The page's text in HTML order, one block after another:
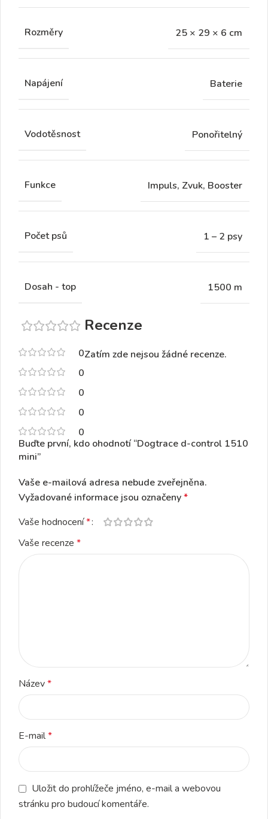
Rozměry 25 × 29 × 6 cm
Napájení Baterie
Vodotěsnost Ponořitelný
Funkce Impuls, Zvuk, Booster
Počet psů 1 – 2 psy
Dosah - top 1500 m
0
0
0
0
0
Recenze
Zatím zde nejsou žádné recenze.
Buďte první, kdo ohodnotí “Dogtrace d-control 1510
mini”
Vaše e-mailová adresa nebude zveřejněna.
Vyžadované informace jsou označeny*
Vaše hodnocení*
Vaše recenze *
Název*
E-mail*
Uložit do prohlížeče jméno, e-mail a webovou
stránku pro budoucí komentáře.